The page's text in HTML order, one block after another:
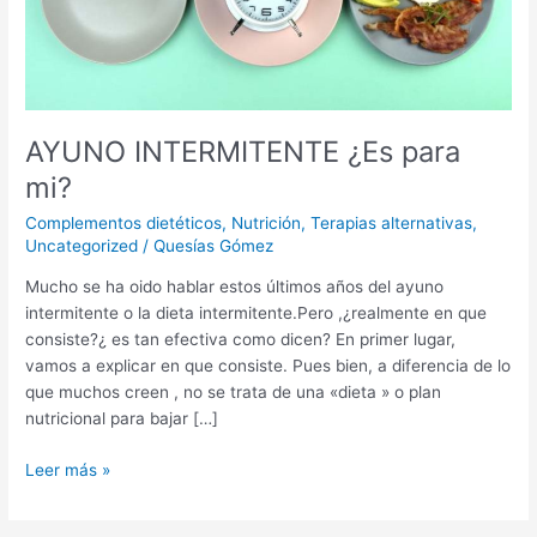
AYUNO INTERMITENTE ¿Es para
mi?
Complementos dietéticos, Nutrición,Terapias alternativas,
Uncategorized /Quesías Gómez
Mucho se ha oido hablar estos últimos años del ayuno
intermitente o la dieta intermitente.Pero ,¿realmente en que
consiste?¿ es tan efectiva como dicen? En primer lugar,
vamos a explicar en que consiste. Pues bien, a diferencia de lo
que muchos creen , no se trata de una «dieta » o plan
nutricional para bajar […]
Leer más »